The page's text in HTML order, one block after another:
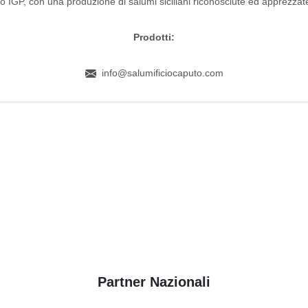
Prodotti:
info@salumificiocaputo.com
Partner Nazionali